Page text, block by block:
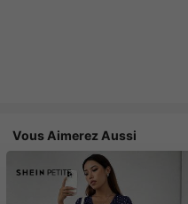
Vous Aimerez Aussi